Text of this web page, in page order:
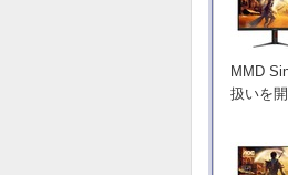
MMD
扱いを開